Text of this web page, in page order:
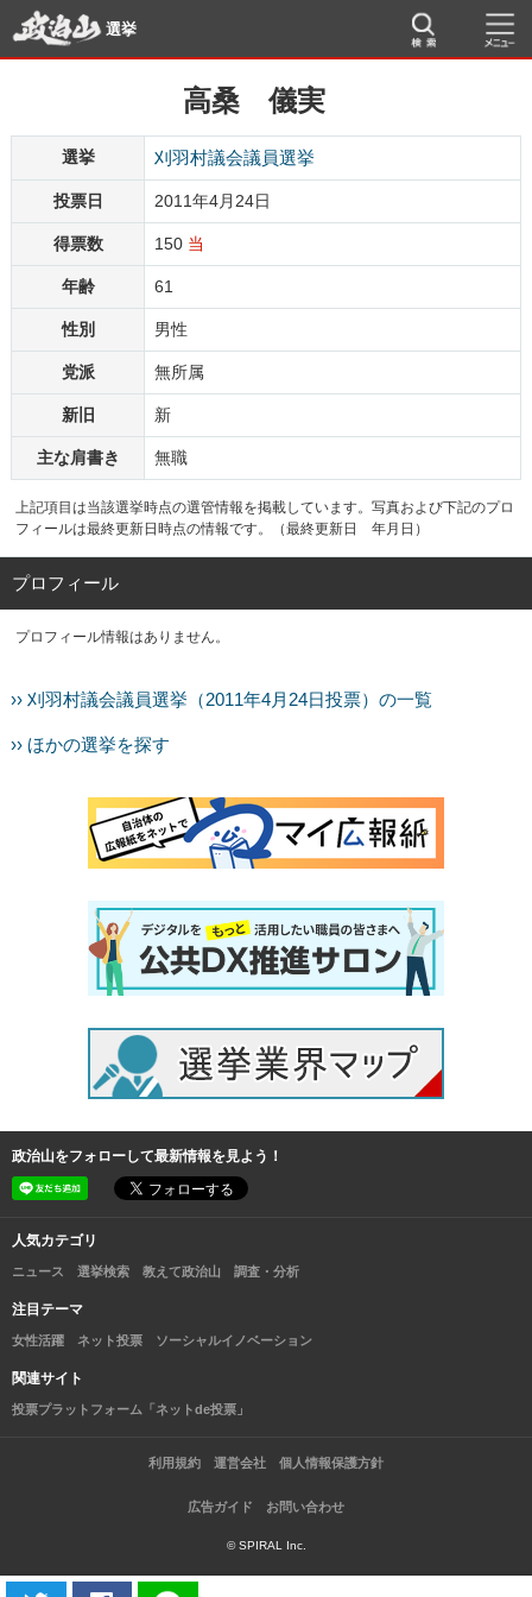
選挙
高桑 儀実
選挙 刈羽村議会議員選挙
投票日 2011年4月24日
得票数 150 当
年齢 61
性別 男性
党派 無所属
新旧 新
主な肩書き 無職
上記項目は当該選挙時点の選管情報を掲載しています。写真および下記のプロ
フィールは最終更新日時点の情報です。（最終更新日 年月日）
プロフィール
プロフィール情報はありません。
›› 刈羽村議会議員選挙（2011年4月24日投票）の一覧
›› ほかの選挙を探す
政治山をフォローして最新情報を見よう！
人気カテゴリ
ニュース 選挙検索 教えて政治山 調査・分析
注目テーマ
女性活躍 ネット投票 ソーシャルイノベーション
関連サイト
投票プラットフォーム「ネットde投票」
利用規約 運営会社 個人情報保護方針
広告ガイド お問い合わせ
© SPIRAL Inc.